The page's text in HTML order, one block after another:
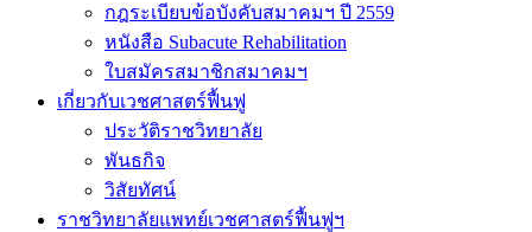
กฎระเบียบข้อบังคับสมาคมฯ ปี 2559
หนังสือ Subacute Rehabilitation
ใบสมัครสมาชิกสมาคมฯ
เกี่ยวกับเวชศาสตร์ฟื้นฟู
ประวัติราชวิทยาลัย
พันธกิจ
วิสัยทัศน์
ราชวิทยาลัยแพทย์เวชศาสตร์ฟื้นฟูฯ